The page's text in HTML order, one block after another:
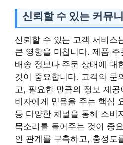
신뢰할 수 있는 커뮤
신뢰할 수 있는 고객 서비스
큰 영향을 미칩니다. 제품
배송 정보나 주문 상태에 대
것이 중요합니다. 고객의 문
고, 필요한 만큼의 정보 제
비자에게 믿음을 주는 핵심
등 다양한 채널을 통해 소비
목소리를 들어주는 것이 중
인 관계를 구축하고, 충성도